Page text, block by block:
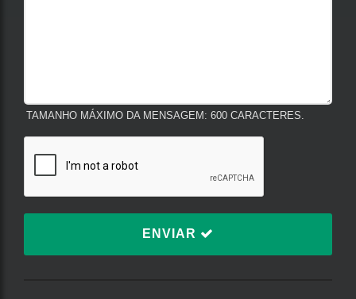
TAMANHO MÁXIMO DA MENSAGEM: 600 CARACTERES.
ENVIAR